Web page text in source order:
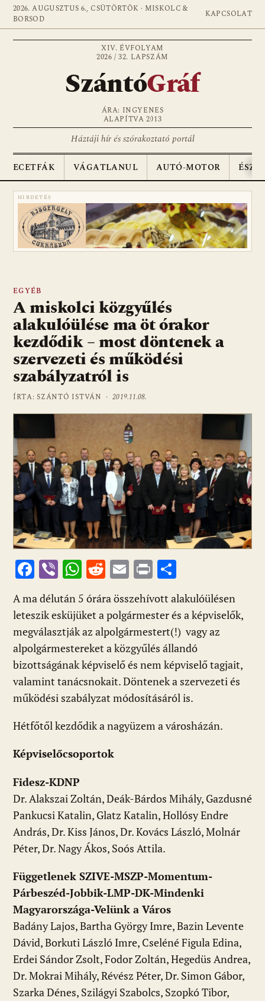
2026. AUGUSZTUS 6., CSÜTÖRTÖK · MISKOLC &
BORSOD
KAPCSOLAT
XIV. ÉVFOLYAM
2026 / 32. LAPSZÁM
SzántóGráf
ÁRA: INGYENES
ALAPÍTVA 2013
Háztáji hír és szórakoztató portál
ECETFÁK VÁGATLANUL AUTÓ-MOTOR
HIRDETÉS
EGYÉB
A miskolci közgyűlés
alakulóülése ma öt órakor
kezdődik – most döntenek a
szervezeti és működési
szabályzatról is
ÍRTA: SZÁNTÓ ISTVÁN ·2019.11.08.
F
ac
e
b
o
o
k
Vi
b
er
W
h
at
s
A
p
p
R
d
di
t
E
m
ai
l
Pr
t
ss
za
m
e
g
A ma délután 5 órára összehívott alakulóülésen
leteszik esküjüket a polgármester és a képviselők,
megválasztják az alpolgármestert(!) vagy az
alpolgármestereket a közgyűlés állandó
bizottságának képviselő és nem képviselő tagjait,
valamint tanácsnokait. Döntenek a szervezeti és
működési szabályzat módosításáról is.
Hétfőtől kezdődik a nagyüzem a városházán.
Képviselőcsoportok
Fidesz-KDNP
Dr. Alakszai Zoltán, Deák-Bárdos Mihály, Gazdusné
Pankucsi Katalin, Glatz Katalin, Hollósy Endre
András, Dr. Kiss János, Dr. Kovács László, Molnár
Péter, Dr. Nagy Ákos, Soós Attila.
Függetlenek SZIVE-MSZP-Momentum-
Párbeszéd-Jobbik-LMP-DK-Mindenki
Magyarországa-Velünk a Város
Badány Lajos, Bartha György Imre, Bazin Levente
Dávid, Borkuti László Imre, Cseléné Figula Edina,
Erdei Sándor Zsolt, Fodor Zoltán, Hegedüs Andrea,
Dr. Mokrai Mihály, Révész Péter, Dr. Simon Gábor,
Szarka Dénes, Szilágyi Szabolcs, Szopkó Tibor,